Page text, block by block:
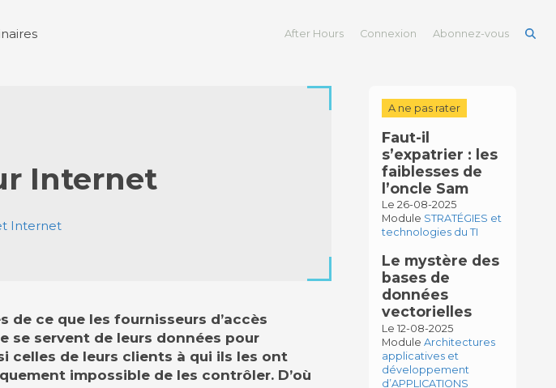
After Hours Connexion Abonnez-vous
Internet
Internet
de ce que les fournisseurs d’accès
se servent de leurs données pour
celles de leurs clients à qui ils les ont
impossible de les contrôler. D’où
A ne pas rater
Faut-il
s’expatrier : les
faiblesses de
l’oncle Sam
Le 26-08-2025
Module STRATÉGIES et
technologies du TI
Le mystère des
bases de
données
vectorielles
Le 12-08-2025
Module Architectures
applicatives et
développement
d’APPLICATIONS